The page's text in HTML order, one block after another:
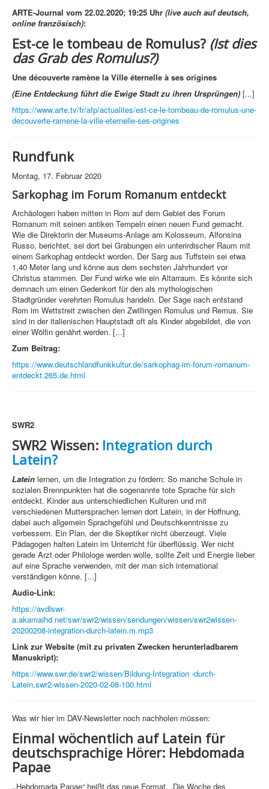
ARTE-Journal vom 22.02.2020; 19:25 Uhr (live auch auf deutsch,
online französisch):
Est-ce le tombeau de Romulus? (Ist dies
das Grab des Romulus?)
Une découverte ramène la Ville éternelle à ses origines
(Eine Entdeckung führt die Ewige Stadt zu ihren Ursprüngen) [...]
https://www.arte.tv/fr/afp/actualites/est-ce-le-tombeau-de-romulus-une-
decouverte-ramene-la-ville-eternelle-ses-origines
Rundfunk
Montag, 17. Februar 2020
Sarkophag im Forum Romanum entdeckt
Archäologen haben mitten in Rom auf dem Gebiet des Forum
Romanum mit seinen antiken Tempeln einen neuen Fund gemacht.
Wie die Direktorin der Museums-Anlage am Kolosseum, Alfonsina
Russo, berichtet, sei dort bei Grabungen ein unterirdischer Raum mit
einem Sarkophag entdeckt worden. Der Sarg aus Tuffstein sei etwa
1,40 Meter lang und könne aus dem sechsten Jahrhundert vor
Christus stammen. Der Fund wirke wie ein Altarraum. Es könnte sich
demnach um einen Gedenkort für den als mythologischen
Stadtgründer verehrten Romulus handeln. Der Sage nach entstand
Rom im Wettstreit zwischen den Zwillingen Romulus und Remus. Sie
sind in der italienischen Hauptstadt oft als Kinder abgebildet, die von
einer Wölfin genährt werden. [...]
Zum Beitrag:
https://www.deutschlandfunkkultur.de/sarkophag-im-forum-romanum-
entdeckt.265.de.html
SWR2
SWR2 Wissen: Integration durch
Latein?
Latein lernen, um die Integration zu fördern: So manche Schule in
sozialen Brennpunkten hat die sogenannte tote Sprache für sich
entdeckt. Kinder aus unterschiedlichen Kulturen und mit
verschiedenen Muttersprachen lernen dort Latein, in der Hoffnung,
dabei auch allgemein Sprachgefühl und Deutschkenntnisse zu
verbessern. Ein Plan, der die Skeptiker nicht überzeugt. Viele
Pädagogen halten Latein im Unterricht für überflüssig. Wer nicht
gerade Arzt oder Philologe werden wolle, sollte Zeit und Energie lieber
auf eine Sprache verwenden, mit der man sich international
verständigen könne. [...]
Audio-Link:
https://avdlswr-
a.akamaihd.net/swr/swr2/wissen/sendungen/wissen/swr2wissen-
20200208-integration-durch-latein.m.mp3
Link zur Website (mit zu privaten Zwecken herunterladbarem
Manuskript):
https://www.swr.de/swr2/wissen/Bildung-Integration -durch-
Latein,swr2-wissen-2020-02-08-100.html
Was wir hier im DAV-Newsletter noch nachholen müssen:
Einmal wöchentlich auf Latein für
deutschsprachige Hörer: Hebdomada
Papae
„Hebdomada Papae“ heißt das neue Format, „Die Woche des